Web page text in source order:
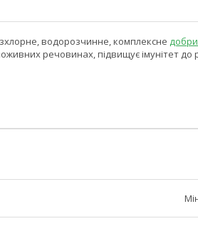
водорозчинне, комплексне
речовинах, підвищує імунітет